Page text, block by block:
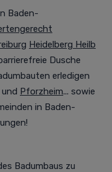
Baden-
Heidelberg Heilb
Dusche
erledigen
und Pforzheim... sowie
in Baden-
Badumbaus zu